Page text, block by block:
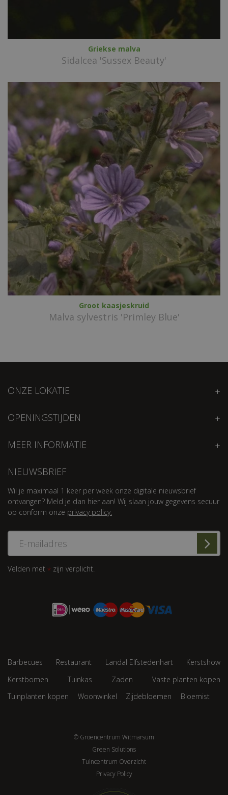
Griekse malva
Sidalcea 'Sussex Beauty'
Groot kaasjeskruid
Malva sylvestris 'Primley Blue'
ONZE LOKATIE
OPENINGSTIJDEN
MEER INFORMATIE
NIEUWSBRIEF
Wil je maximaal 1 keer per week onze digitale nieuwsbrief
ontvangen? Meld je dan hier aan! Wij slaan jouw gegevens secuur
op conform onze privacy policy.
Velden met * zijn verplicht.
Barbecues Restaurant Landal Elfstedenhart
Kerstshow
Kerstbomen
Tuinkas Zaden
Vaste planten kopen
Tuinplanten kopen
Woonwinkel Zijdebloemen Bloemist
© Groencentrum Witmarsum
Green Solutions
Tuincentrum Overzicht
Privacy Policy